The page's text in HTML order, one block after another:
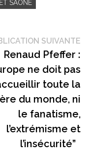
SAÔNE
SUIVANTE
Renaud Pfeffer :
ne doit pas
toute la
du monde, ni
le fanatisme,
l’extrémisme et
l’insécurité”